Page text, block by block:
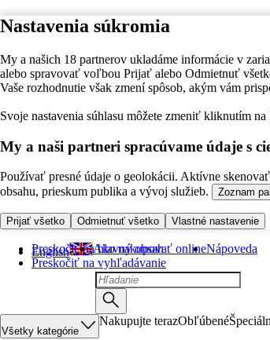
Nastavenia súkromia
My a našich 18 partnerov ukladáme informácie v
alebo spravovať voľbou Prijať alebo Odmietnuť
Vaše rozhodnutie však zmení spôsob, akým vám
Svoje nastavenia súhlasu môžete zmeniť kliknutím
My a naši partneri spracúvame údaje s
Používať presné údaje o geolokácii. Aktívne
obsahu, prieskum publika a vývoj služieb.
Zoznam
Prijať všetko Odmietnuť všetko Vlastné nastavenie
Preskočiť na hlavný obsah
Preskočiť na vyhľadávanie
English Ako nakupovať onlineNápoveda
Všetky kategórie
Nakupujte terazObľúbené